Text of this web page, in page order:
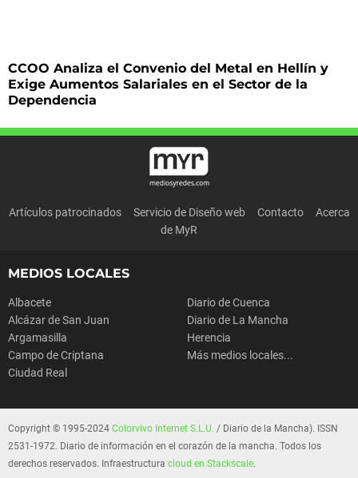
CCOO Analiza el Convenio del Metal en Hellín y
Exige Aumentos Salariales en el Sector de la
Dependencia
Artículos patrocinados Servicio de Diseño web Contacto
Acerca
de MyR
MEDIOS LOCALES
Albacete
Alcázar de San Juan
Argamasilla
Campo de Criptana
Ciudad Real
Diario de Cuenca
Diario de La Mancha
Herencia
Más medios locales...
Copyright © 1995-2024 Colorvivo Internet S.L.U. / Diario de la Mancha). ISSN
2531-1972. Diario de información en el corazón de la mancha. Todos los
derechos reservados. Infraestructura cloud en Stackscale.